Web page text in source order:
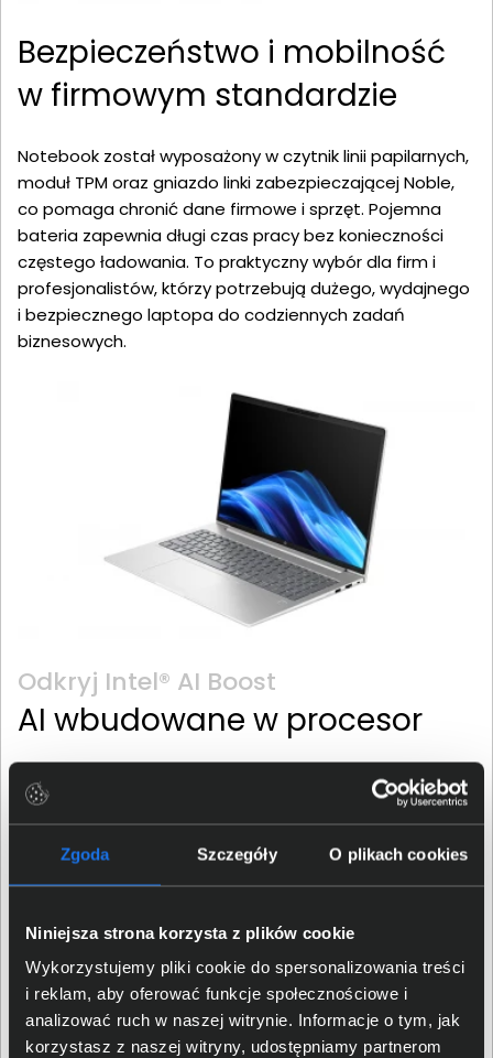
Zgoda Szczegóły O plikach cookies
Niniejsza strona korzysta z plików cookie
Wykorzystujemy pliki cookie do spersonalizowania treści
i reklam, aby oferować funkcje społecznościowe i
analizować ruch w naszej witrynie. Informacje o tym, jak
korzystasz z naszej witryny, udostępniamy partnerom
Bezpieczeństwo i mobilność
w firmowym standardzie
Notebook został wyposażony w czytnik linii papilarnych,
moduł TPM oraz gniazdo linki zabezpieczającej Noble,
co pomaga chronić dane firmowe i sprzęt. Pojemna
bateria zapewnia długi czas pracy bez konieczności
częstego ładowania. To praktyczny wybór dla firm i
profesjonalistów, którzy potrzebują dużego, wydajnego
i bezpiecznego laptopa do codziennych zadań
biznesowych.
Odkryj Intel® AI Boost
AI wbudowane w procesor
Nowa hybrydowa architektura firmy Intel, zawarta w
każdym procesorze Core™ Ultra, integruje CPU, GPU i
NPU w jednym pakiecie. Pozwoli to na korzystanie z
nowych, ekscytujących możliwości sztucznej inteligencji.
Jako przykłady mogą posłużyć tłumaczenie języka w
Umożliwi to ponad 300 funkcji zintegrowanych w
produktach niezależnych dostawców oprogramowania
(ISV), które są akcelerowane przez AI. Jednocześnie
obsługa nawet długotrwałych, intensywnie
wykorzystujących sztuczną inteligencję obciążeniach,